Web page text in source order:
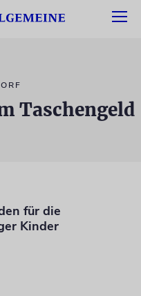
Taschengeld
für die
Kinder